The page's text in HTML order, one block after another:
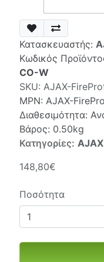
Κατασκευαστής:
Κωδικός
CO-W
SKU: AJAX-
MPN: AJAX-
Διαθεσιμότητα:
Βάρος: 0.50kg
Κατηγορίες:
148,80€
Ποσότητα